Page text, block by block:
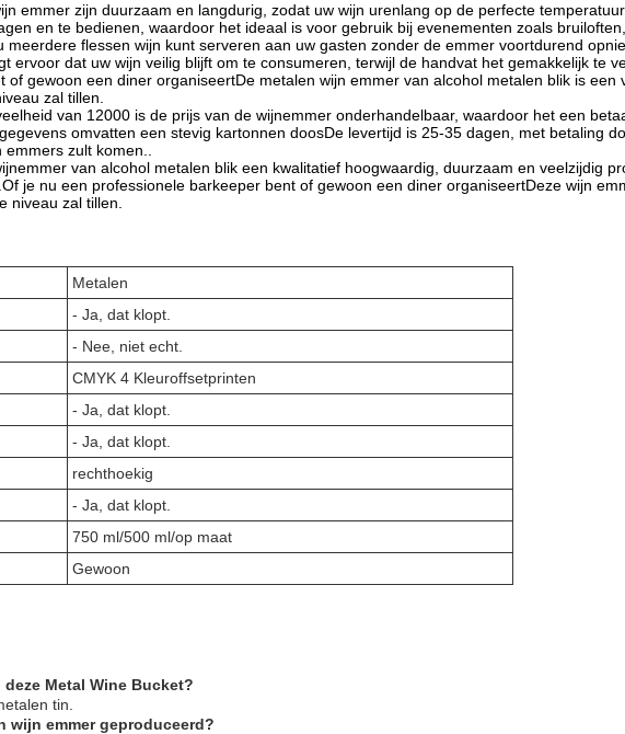
emmer zijn duurzaam en langdurig, zodat uw wijn urenlang op de perfecte
en te bedienen, waardoor het ideaal is voor gebruik bij evenementen zoals
flessen wijn kunt serveren aan uw gasten zonder de emmer voortdurend
ervoor dat uw wijn veilig blijft om te consumeren, terwijl de handvat het gemakkelijk te
of gewoon een diner organiseertDe metalen wijn emmer van alcohol metalen blik is
zal tillen.
van 12000 is de prijs van de wijnemmer onderhandelbaar, waardoor het een
omvatten een stevig kartonnen doosDe levertijd is 25-35 dagen, met betaling
zult komen..
van alcohol metalen blik een kwalitatief hoogwaardig, duurzaam en veelzijdig
je nu een professionele barkeeper bent of gewoon een diner organiseertDeze wijn
niveau zal tillen.
Metalen
- Ja, dat klopt.
- Nee, niet echt.
CMYK 4 Kleuroffsetprinten
- Ja, dat klopt.
- Ja, dat klopt.
rechthoekig
- Ja, dat klopt.
750 ml/500 ml/op maat
Gewoon
deze Metal Wine Bucket?
tin.
wijn emmer geproduceerd?